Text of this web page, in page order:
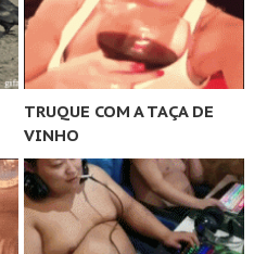
TRUQUE COM A TAÇA DE
VINHO